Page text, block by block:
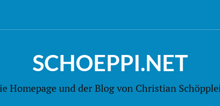
SCHOEPPI.NET
Homepage und der Blog von Christian